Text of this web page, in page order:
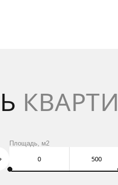
Площадь, м2